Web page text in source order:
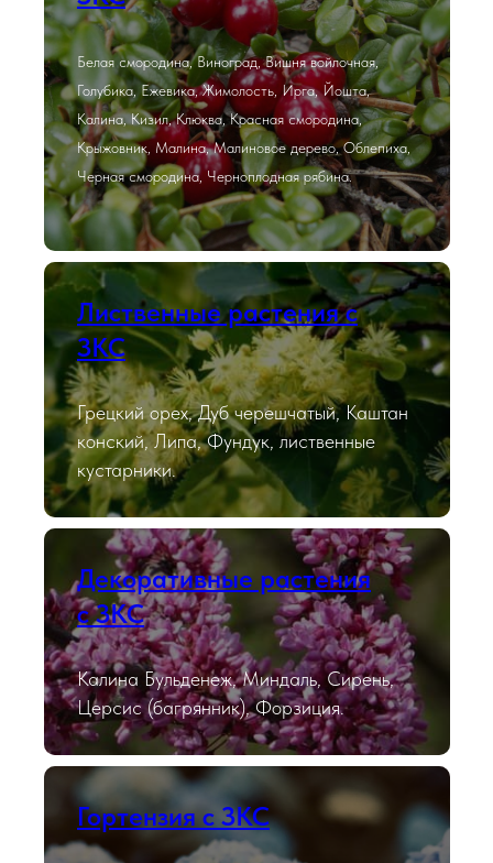
Белая смородина, Виноград, Вишня войлочная,
Голубика, Ежевика, Жимолость, Ирга, Йошта,
Калина, Кизил, Клюква, Красная смородина,
Крыжовник, Малина, Малиновое дерево, Облепиха,
Черная смородина, Черноплодная рябина.
Лиственные растения с
ЗКС
Грецкий орех, Дуб черешчатый, Каштан
конский, Липа, Фундук, лиственные
кустарники.
Декоративные растения
с ЗКС
Калина Бульденеж, Миндаль, Сирень,
Церсис (багрянник), Форзиция.
Гортензия с ЗКС